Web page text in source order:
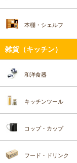
本棚・シェルフ
雑貨（キッチン）
和洋食器
キッチンツール
コップ・カップ
フード・ドリンク